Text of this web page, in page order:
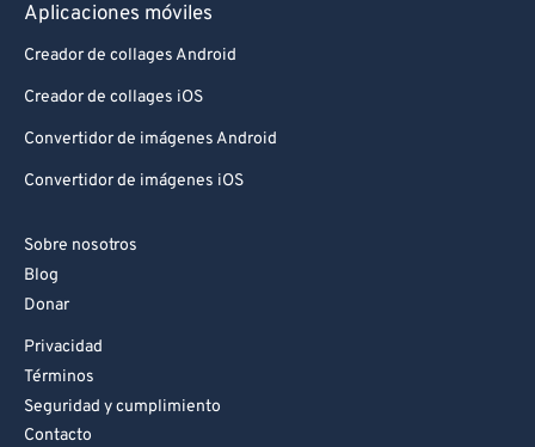
Aplicaciones móviles
Creador de collages Android
Creador de collages iOS
Convertidor de imágenes Android
Convertidor de imágenes iOS
Sobre nosotros
Blog
Donar
Privacidad
Términos
Seguridad y cumplimiento
Contacto